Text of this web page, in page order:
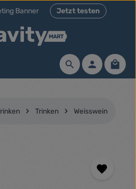
Banner Jetzt testen
Trinken Weisswein